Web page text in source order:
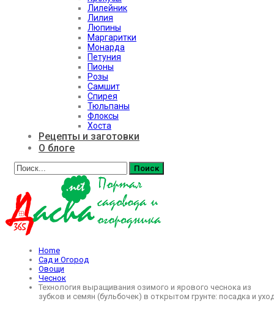
Лилейник
Лилия
Люпины
Маргаритки
Монарда
Петуния
Пионы
Розы
Самшит
Спирея
Тюльпаны
Флоксы
Хоста
Рецепты и заготовки
О блоге
Home
Сад и Огород
Овощи
Чеснок
Технология выращивания озимого и ярового чеснока из
зубков и семян (бульбочек) в открытом грунте: посадка и